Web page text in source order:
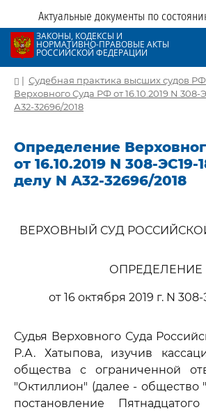
Актуальные документы по
ЗАКОНЫ, КОДЕКСЫ И
НОРМАТИВНО-ПРАВОВЫЕ АКТЫ
РОССИЙСКОЙ ФЕДЕРАЦИИ
| Судебная практика высших судов РФ
Верховного Суда РФ от 16.10.2019 N 308-
А32-32696/2018
Определение
от 16.10.2019 N 308-ЭС19-
делу N А32-32696/2018
ВЕРХОВНЫЙ СУД
ОПРЕДЕЛЕНИЕ
от 16 октября 2019 г. N
Судья Верховного Суда
Р.А. Хатыпова, изучив
общества с ограниченной
"Октиллион" (далее - общество
постановление